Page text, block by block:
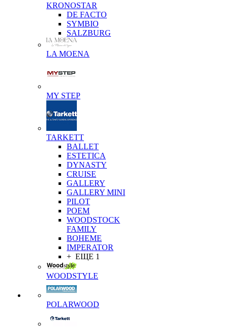
KRONOSTAR
DE FACTO
SYMBIO
SALZBURG
LA MOENA
MY STEP
TARKETT
BALLET
ESTETICA
DYNASTY
CRUISE
GALLERY
GALLERY MINI
PILOT
POEM
WOODSTOCK
FAMILY
BOHEME
IMPERATOR
+ ЕЩЕ 1
WOODSTYLE
POLARWOOD